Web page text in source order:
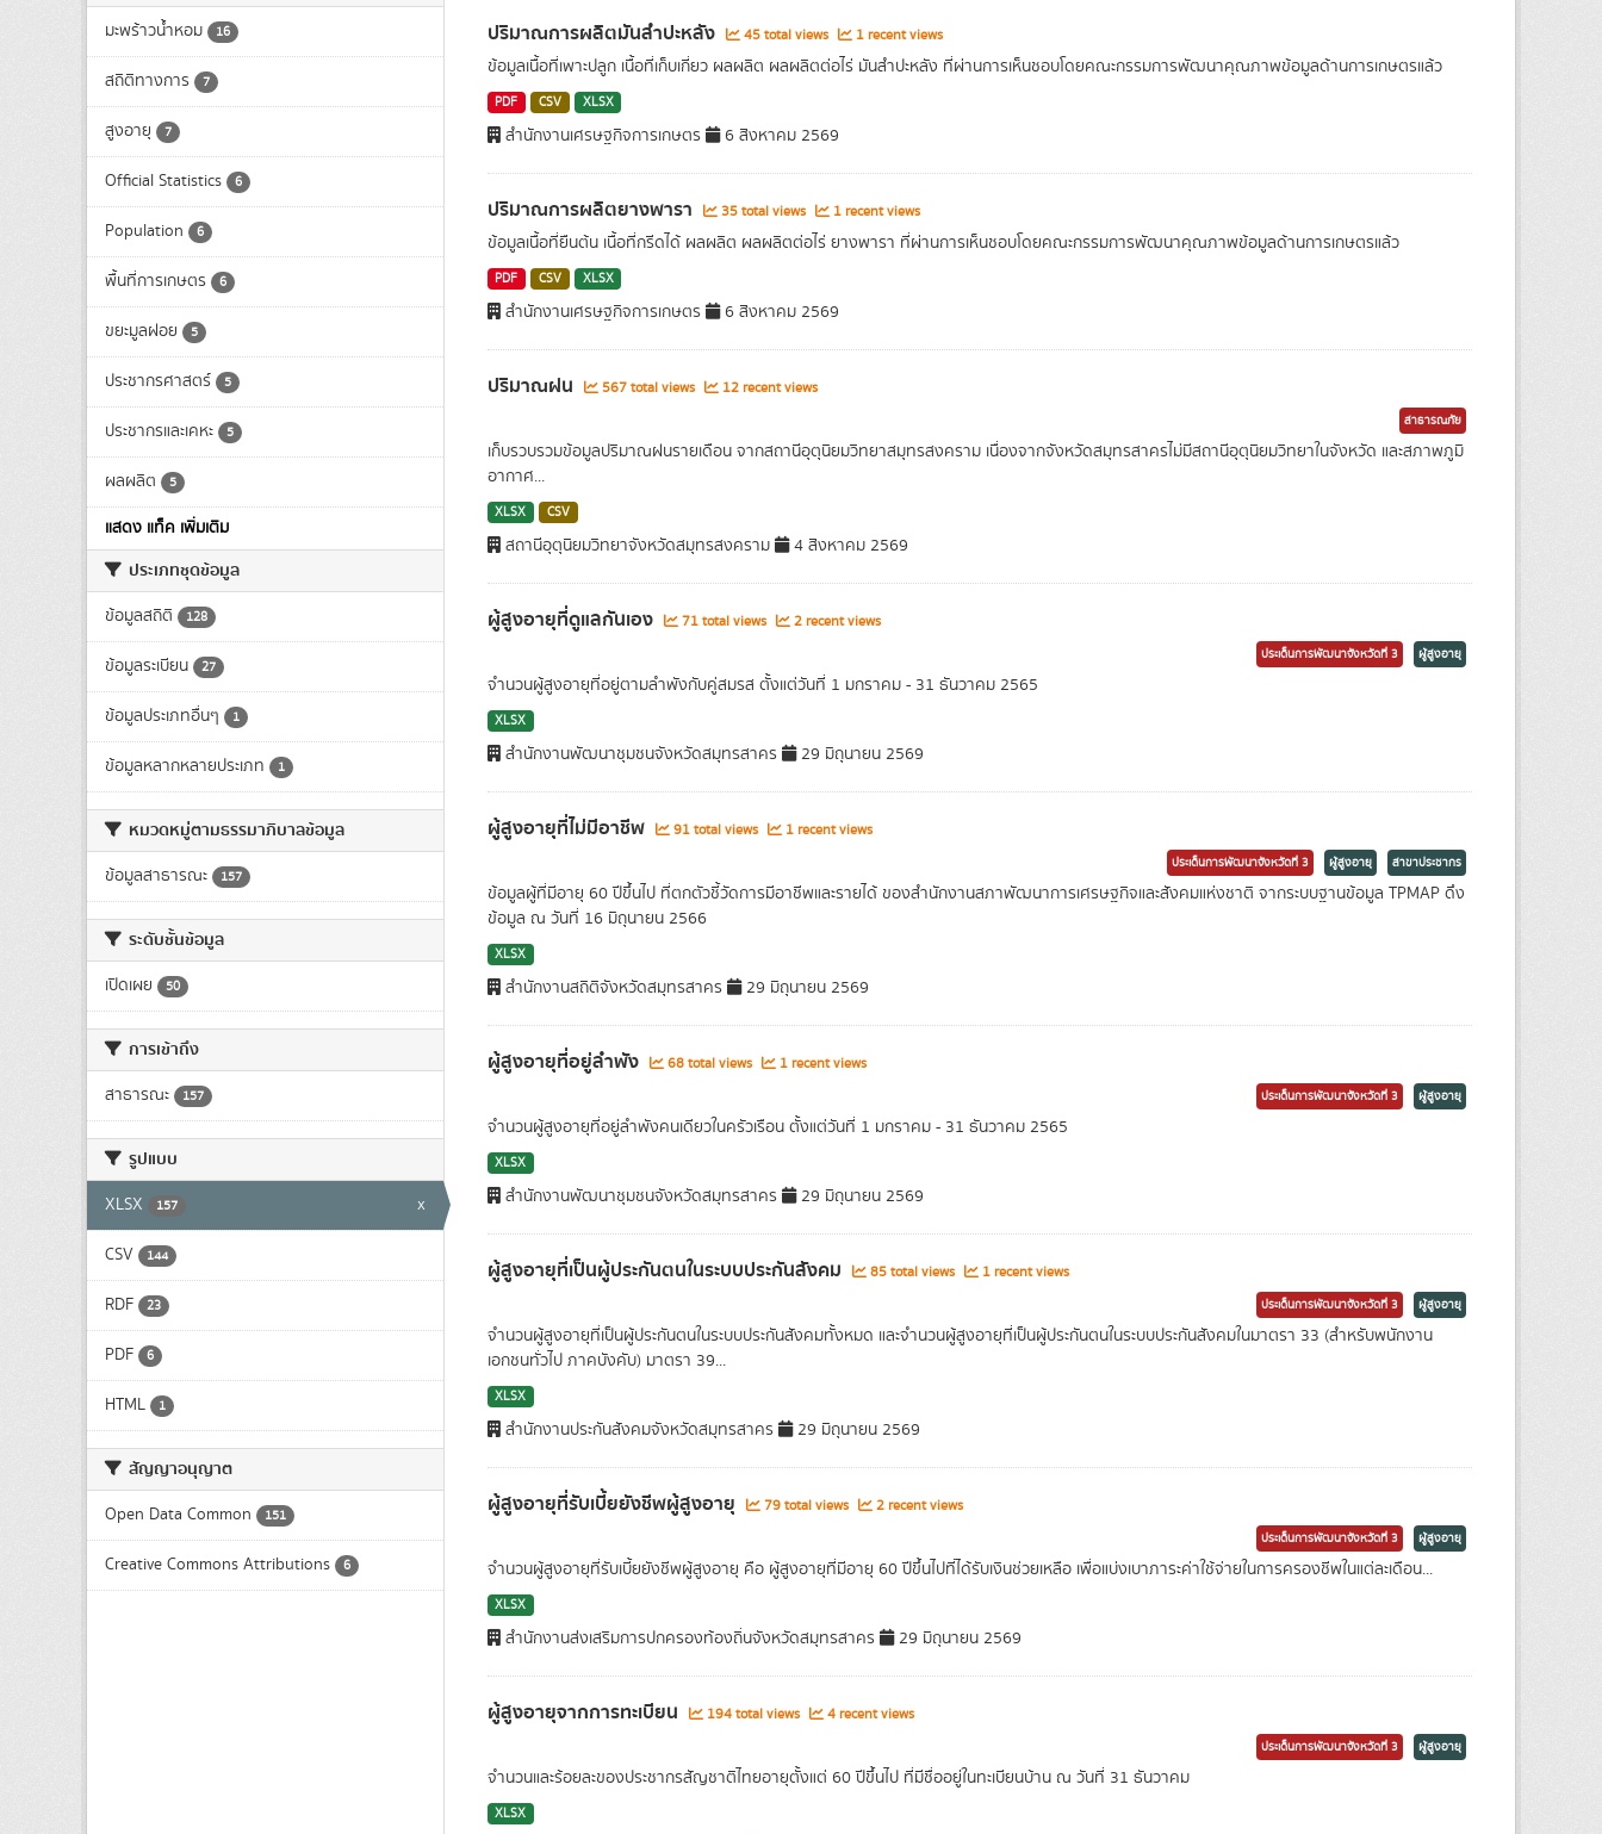
มะพร้าวน้ำหอม 16
สถิติทางการ 7
สูงอายุ 7
Official Statistics 6
Population 6
พื้นที่การเกษตร 6
ขยะมูลฝอย 5
ประชากรศาสตร์ 5
ประชากรและเคหะ 5
ผลผลิต 5
แสดง แท็ค เพิ่มเติม
ประเภทชุดข้อมูล
ข้อมูลสถิติ 128
ข้อมูลระเบียน 27
ข้อมูลประเภทอื่นๆ 1
ข้อมูลหลากหลายประเภท 1
หมวดหมู่ตามธรรมาภิบาลข้อมูล
ข้อมูลสาธารณะ 157
ระดับชั้นข้อมูล
เปิดเผย 50
การเข้าถึง
สาธารณะ 157
รูปแบบ
XLSX 157 x
CSV 144
RDF 23
PDF 6
HTML 1
สัญญาอนุญาต
Open Data Common 151
Creative Commons Attributions 6
ปริมาณการผลิตมันสำปะหลัง 45 total views 1 recent views
ข้อมูลเนื้อที่เพาะปลูก เนื้อที่เก็บเกี่ยว ผลผลิต ผลผลิตต่อไร่ มันสำปะหลัง ที่ผ่านการเห็นชอบโดยคณะกรรมการพัฒนาคุณภาพข้อมูลด้านการเกษตรแล้ว
PDF CSV XLSX
สำนักงานเศรษฐกิจการเกษตร 6 สิงหาคม 2569
ปริมาณการผลิตยางพารา 35 total views 1 recent views
ข้อมูลเนื้อที่ยืนต้น เนื้อที่กรีดได้ ผลผลิต ผลผลิตต่อไร่ ยางพารา ที่ผ่านการเห็นชอบโดยคณะกรรมการพัฒนาคุณภาพข้อมูลด้านการเกษตรแล้ว
PDF CSV XLSX
สำนักงานเศรษฐกิจการเกษตร 6 สิงหาคม 2569
ปริมาณฝน 567 total views 12 recent views
สาธารณภัย
เก็บรวบรวมข้อมูลปริมาณฝนรายเดือน จากสถานีอุตุนิยมวิทยาสมุทรสงคราม เนื่องจากจังหวัดสมุทรสาครไม่มีสถานีอุตุนิยมวิทยาในจังหวัด และสภาพภูมิ
อากาศ...
XLSX CSV
สถานีอุตุนิยมวิทยาจังหวัดสมุทรสงคราม 4 สิงหาคม 2569
ผู้สูงอายุที่ดูแลกันเอง 71 total views 2 recent views
ประเด็นการพัฒนาจังหวัดที่ 3 ผู้สูงอายุ
จำนวนผู้สูงอายุที่อยู่ตามลำพังกับคู่สมรส ตั้งแต่วันที่ 1 มกราคม - 31 ธันวาคม 2565
XLSX
สำนักงานพัฒนาชุมชนจังหวัดสมุทรสาคร 29 มิถุนายน 2569
ผู้สูงอายุที่ไม่มีอาชีพ 91 total views 1 recent views
ประเด็นการพัฒนาจังหวัดที่ 3 ผู้สูงอายุ สาขาประชากร
ข้อมูลผู้ที่มีอายุ 60 ปีขึ้นไป ที่ตกตัวชี้วัดการมีอาชีพและรายได้ ของสำนักงานสภาพัฒนาการเศรษฐกิจและสังคมแห่งชาติ จากระบบฐานข้อมูล TPMAP ดึง
ข้อมูล ณ วันที่ 16 มิถุนายน 2566
XLSX
สำนักงานสถิติจังหวัดสมุทรสาคร 29 มิถุนายน 2569
ผู้สูงอายุที่อยู่ลำพัง 68 total views 1 recent views
ประเด็นการพัฒนาจังหวัดที่ 3 ผู้สูงอายุ
จำนวนผู้สูงอายุที่อยู่ลำพังคนเดียวในครัวเรือน ตั้งแต่วันที่ 1 มกราคม - 31 ธันวาคม 2565
XLSX
สำนักงานพัฒนาชุมชนจังหวัดสมุทรสาคร 29 มิถุนายน 2569
ผู้สูงอายุที่เป็นผู้ประกันตนในระบบประกันสังคม 85 total views 1 recent views
ประเด็นการพัฒนาจังหวัดที่ 3 ผู้สูงอายุ
จำนวนผู้สูงอายุที่เป็นผู้ประกันตนในระบบประกันสังคมทั้งหมด และจำนวนผู้สูงอายุที่เป็นผู้ประกันตนในระบบประกันสังคมในมาตรา 33 (สำหรับพนักงาน
เอกชนทั่วไป ภาคบังคับ) มาตรา 39...
XLSX
สำนักงานประกันสังคมจังหวัดสมุทรสาคร 29 มิถุนายน 2569
ผู้สูงอายุที่รับเบี้ยยังชีพผู้สูงอายุ 79 total views 2 recent views
ประเด็นการพัฒนาจังหวัดที่ 3 ผู้สูงอายุ
จำนวนผู้สูงอายุที่รับเบี้ยยังชีพผู้สูงอายุ คือ ผู้สูงอายุที่มีอายุ 60 ปีขึ้นไปที่ได้รับเงินช่วยเหลือ เพื่อแบ่งเบาภาระค่าใช้จ่ายในการครองชีพในแต่ละเดือน...
XLSX
สำนักงานส่งเสริมการปกครองท้องถิ่นจังหวัดสมุทรสาคร 29 มิถุนายน 2569
ผู้สูงอายุจากการทะเบียน 194 total views 4 recent views
ประเด็นการพัฒนาจังหวัดที่ 3 ผู้สูงอายุ
จำนวนและร้อยละของประชากรสัญชาติไทยอายุตั้งแต่ 60 ปีขึ้นไป ที่มีชื่ออยู่ในทะเบียนบ้าน ณ วันที่ 31 ธันวาคม
XLSX